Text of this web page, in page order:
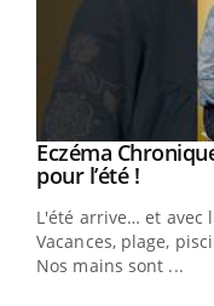
Youtube
Eczéma
pour l’été !Youtube
L'été arrive… et avec
Vacances, plage,
Nos mains sont ...